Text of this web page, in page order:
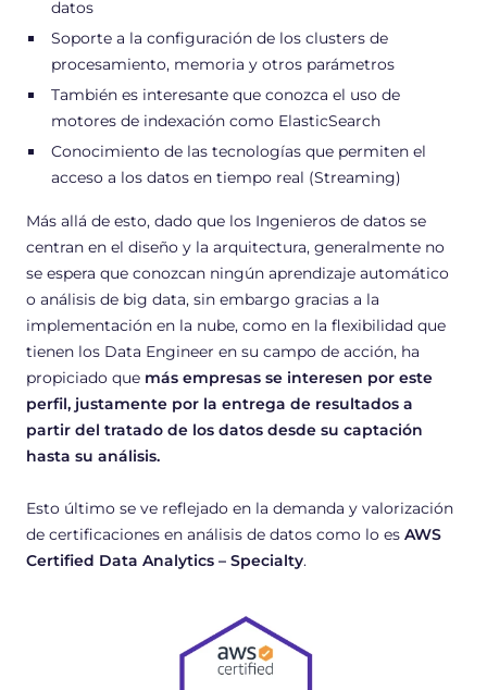
datos
Soporte a la configuración de los clusters de
procesamiento, memoria y otros parámetros
También es interesante que conozca el uso de
motores de indexación como ElasticSearch
Conocimiento de las tecnologías que permiten el
acceso a los datos en tiempo real (Streaming)
Más allá de esto, dado que los Ingenieros de datos se
centran en el diseño y la arquitectura, generalmente no
se espera que conozcan ningún aprendizaje automático
o análisis de big data, sin embargo gracias a la
implementación en la nube, como en la flexibilidad que
tienen los Data Engineer en su campo de acción, ha
propiciado que más empresas se interesen por este
perfil, justamente por la entrega de resultados a
partir del tratado de los datos desde su captación
hasta su análisis.
Esto último se ve reflejado en la demanda y valorización
de certificaciones en análisis de datos como lo es AWS
Certified Data Analytics – Specialty.